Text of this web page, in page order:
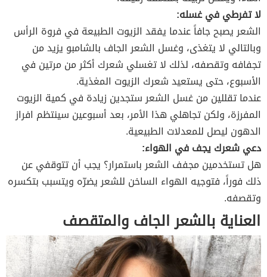
لا تفرطي في غسله:
الشعر يصبح جافاً عندما يفقد الزيوت الطبيعة في فروة الرأس
وبالتالي لا يتغذى، وغسل الشعر الجاف بالشامبو يزيد من
تجفافه وتقصفه، لذلك لا تغسلي شعرك أكثر من مرتين في
الأسبوع، حتى يستعيد شعرك الزيوت المغذية.
عندما تقللين من غسل الشعر ستجدين زيادة في كمية الزيوت
المفرزة، ولكن تجاهلي هذا الأمر، بعد أسبوعين سينتظم افراز
الدهون ليصل للمعدلات الطبيعية.
دعي شعرك يجف في الهواء:
هل تستخدمين مجفف الشعر باستمرار؟ يجب أن تتوقفي عن
ذلك فوراً، فتوجيه الهواء الساخن للشعر يضرّه ويتسبب بتكسره
وتقصفه.
العناية بالشعر الجاف والمتقصف